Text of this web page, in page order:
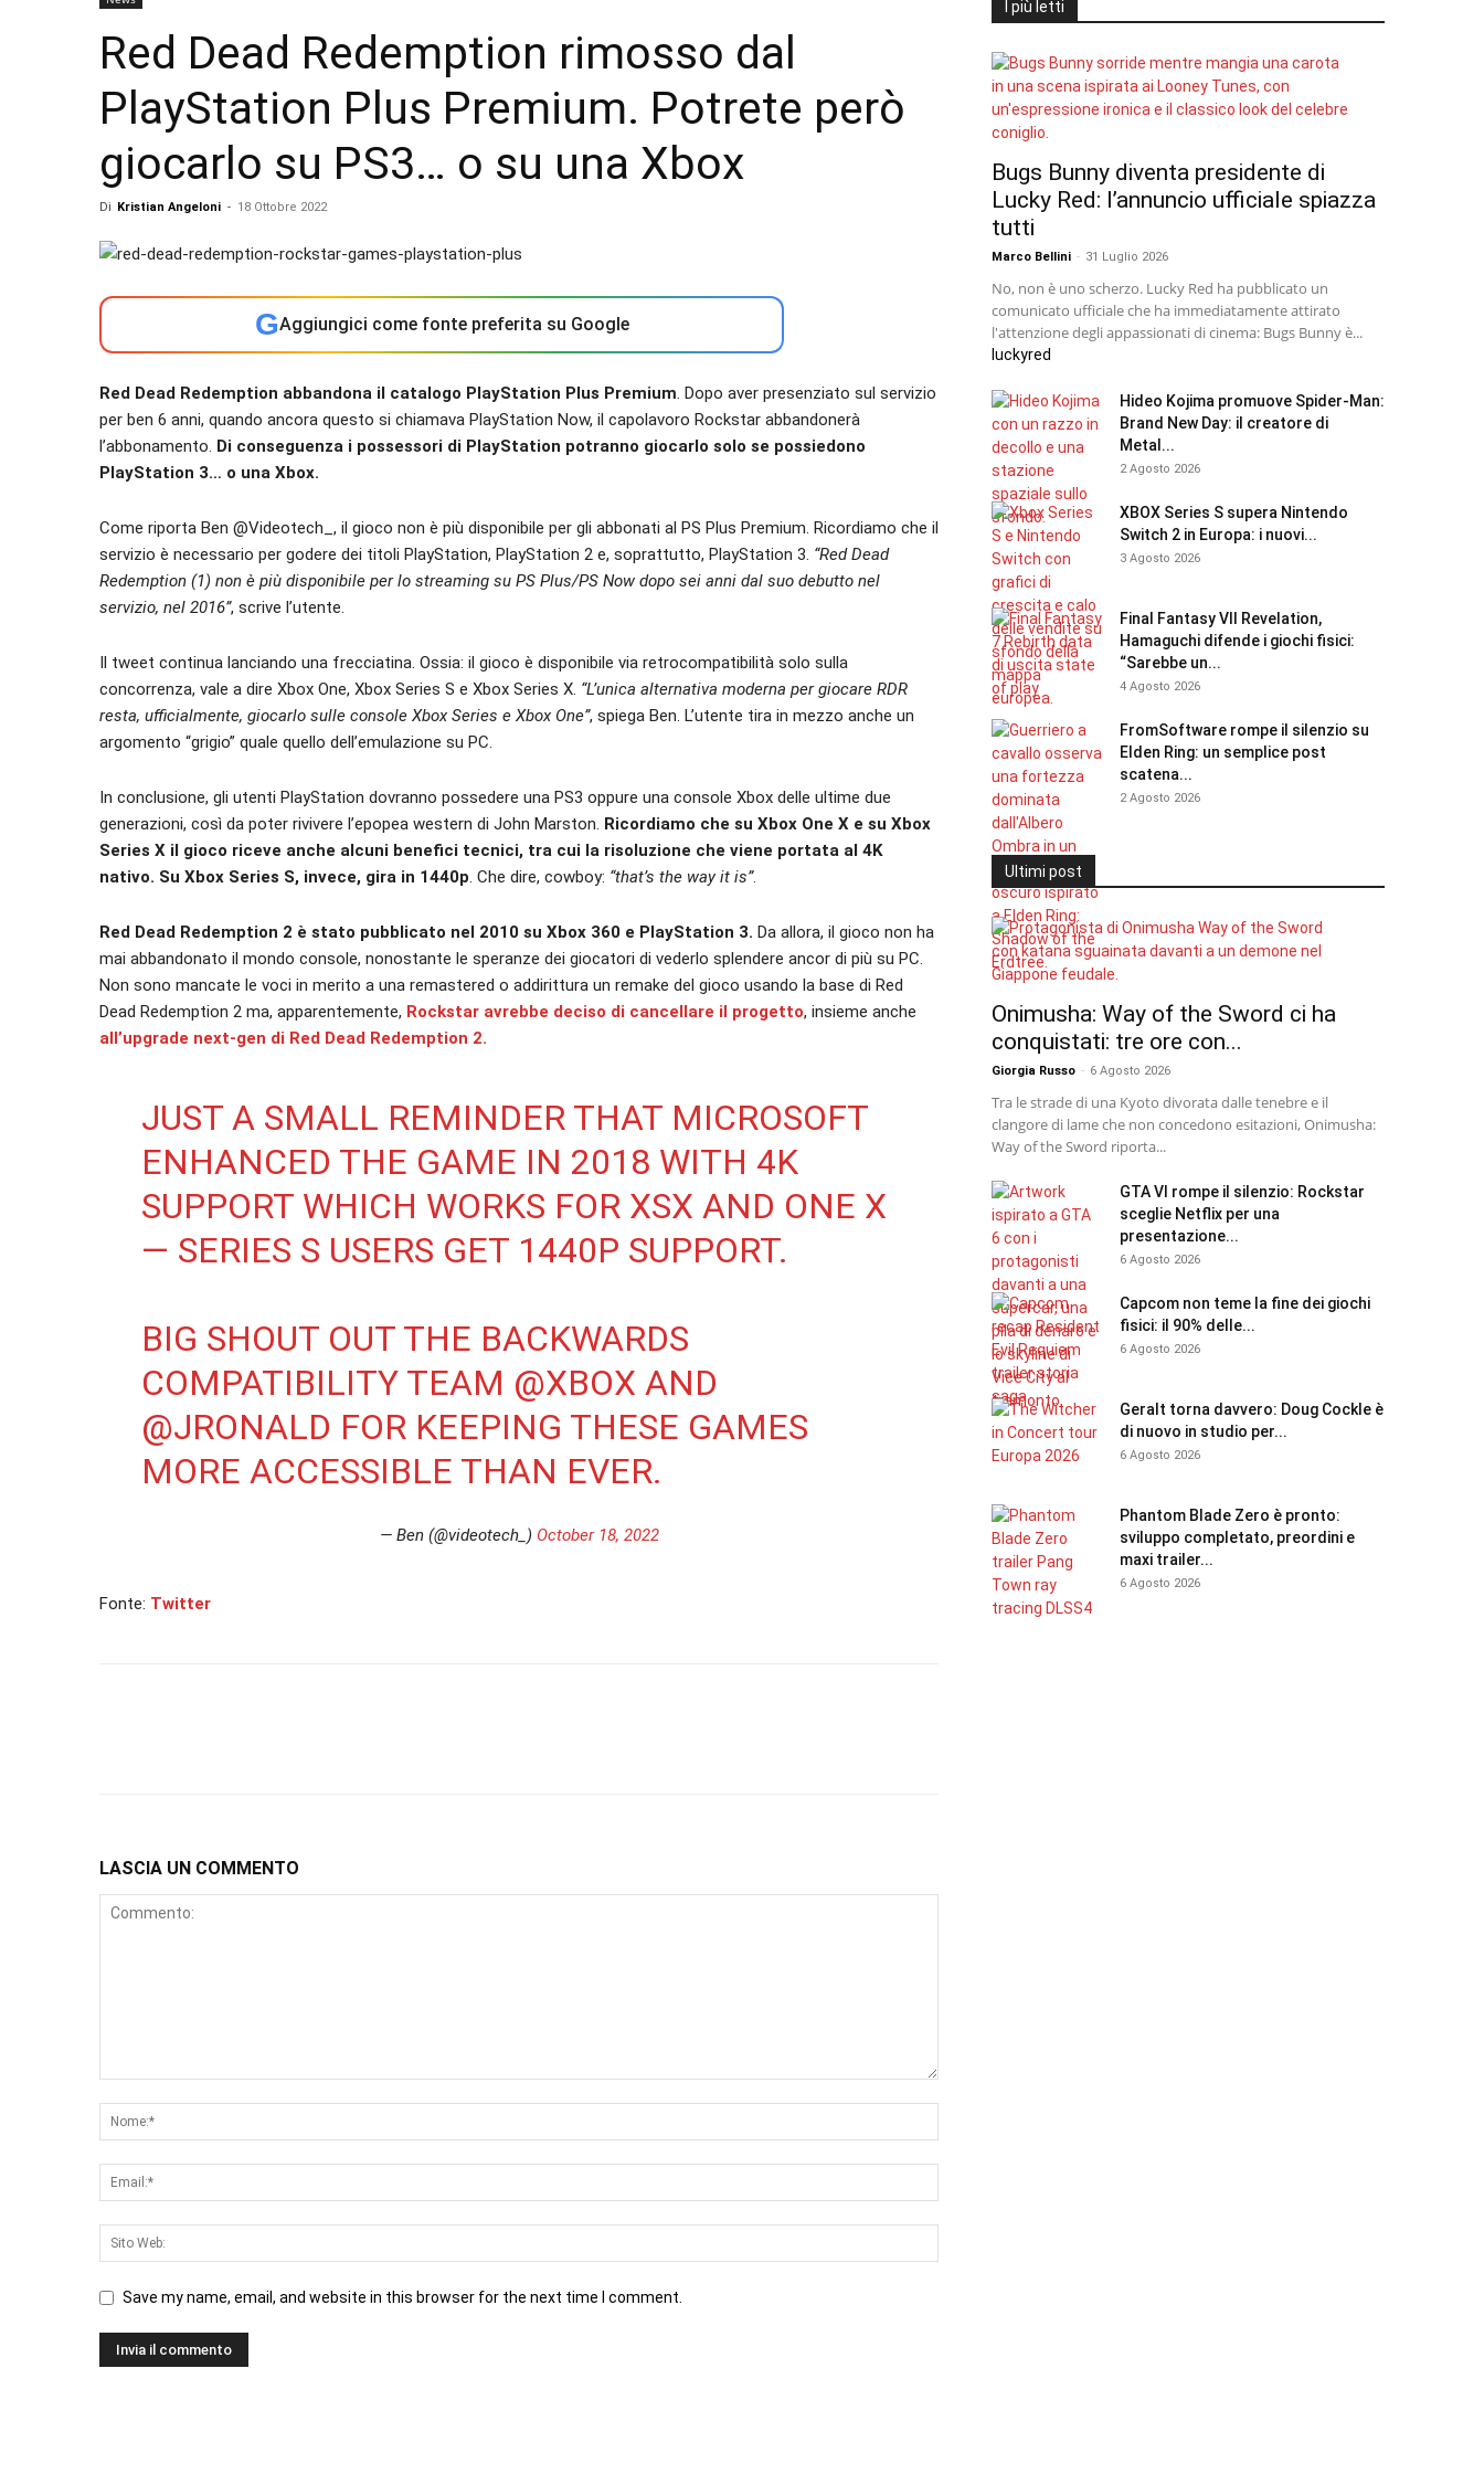
Red Dead Redemption rimosso dal
PlayStation Plus Premium. Potrete però
giocarlo su PS3… o su una Xbox
Di Kristian Angeloni - 18 Ottobre 2022
GAggiungici come fonte preferita su Google
Red Dead Redemption abbandona il catalogo PlayStation Plus Premium. Dopo aver presenziato sul servizio
per ben 6 anni, quando ancora questo si chiamava PlayStation Now, il capolavoro Rockstar abbandonerà
l’abbonamento. Di conseguenza i possessori di PlayStation potranno giocarlo solo se possiedono
PlayStation 3… o una Xbox.
Come riporta Ben @Videotech_, il gioco non è più disponibile per gli abbonati al PS Plus Premium. Ricordiamo che il
servizio è necessario per godere dei titoli PlayStation, PlayStation 2 e, soprattutto, PlayStation 3. “Red Dead
Redemption (1) non è più disponibile per lo streaming su PS Plus/PS Now dopo sei anni dal suo debutto nel
servizio, nel 2016”, scrive l’utente.
Il tweet continua lanciando una frecciatina. Ossia: il gioco è disponibile via retrocompatibilità solo sulla
concorrenza, vale a dire Xbox One, Xbox Series S e Xbox Series X. “L’unica alternativa moderna per giocare RDR
resta, ufficialmente, giocarlo sulle console Xbox Series e Xbox One”, spiega Ben. L’utente tira in mezzo anche un
argomento “grigio” quale quello dell’emulazione su PC.
In conclusione, gli utenti PlayStation dovranno possedere una PS3 oppure una console Xbox delle ultime due
generazioni, così da poter rivivere l’epopea western di John Marston. Ricordiamo che su Xbox One X e su Xbox
Series X il gioco riceve anche alcuni benefici tecnici, tra cui la risoluzione che viene portata al 4K
nativo. Su Xbox Series S, invece, gira in 1440p. Che dire, cowboy: “that’s the way it is”.
Red Dead Redemption 2 è stato pubblicato nel 2010 su Xbox 360 e PlayStation 3. Da allora, il gioco non ha
mai abbandonato il mondo console, nonostante le speranze dei giocatori di vederlo splendere ancor di più su PC.
Non sono mancate le voci in merito a una remastered o addirittura un remake del gioco usando la base di Red
Dead Redemption 2 ma, apparentemente, Rockstar avrebbe deciso di cancellare il progetto, insieme anche
all’upgrade next-gen di Red Dead Redemption 2.
JUST A SMALL REMINDER THAT MICROSOFT
ENHANCED THE GAME IN 2018 WITH 4K
SUPPORT WHICH WORKS FOR XSX AND ONE X
— SERIES S USERS GET 1440P SUPPORT.
BIG SHOUT OUT THE BACKWARDS
COMPATIBILITY TEAM @XBOX AND
@JRONALD FOR KEEPING THESE GAMES
MORE ACCESSIBLE THAN EVER.
— Ben (@videotech_) October 18, 2022
Fonte: Twitter
LASCIA UN COMMENTO
Save my name, email, and website in this browser for the next time I comment.
I più letti
Bugs Bunny diventa presidente di
Lucky Red: l’annuncio ufficiale spiazza
tutti
Marco Bellini - 31 Luglio 2026
No, non è uno scherzo. Lucky Red ha pubblicato un
comunicato ufficiale che ha immediatamente attirato
l'attenzione degli appassionati di cinema: Bugs Bunny è...
luckyred
Hideo Kojima promuove Spider-Man:
Brand New Day: il creatore di
Metal...
2 Agosto 2026
XBOX Series S supera Nintendo
Switch 2 in Europa: i nuovi...
3 Agosto 2026
Final Fantasy VII Revelation,
Hamaguchi difende i giochi fisici:
“Sarebbe un...
4 Agosto 2026
FromSoftware rompe il silenzio su
Elden Ring: un semplice post
scatena...
2 Agosto 2026
Ultimi post
Onimusha: Way of the Sword ci ha
conquistati: tre ore con...
Giorgia Russo - 6 Agosto 2026
Tra le strade di una Kyoto divorata dalle tenebre e il
clangore di lame che non concedono esitazioni, Onimusha:
Way of the Sword riporta...
GTA VI rompe il silenzio: Rockstar
sceglie Netflix per una
presentazione...
6 Agosto 2026
Capcom non teme la fine dei giochi
fisici: il 90% delle...
6 Agosto 2026
Geralt torna davvero: Doug Cockle è
di nuovo in studio per...
6 Agosto 2026
Phantom Blade Zero è pronto:
sviluppo completato, preordini e
maxi trailer...
6 Agosto 2026